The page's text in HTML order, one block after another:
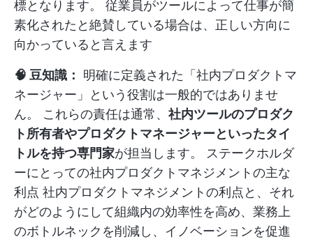
標となります。 従業員がツールによって仕事が簡
素化されたと絶賛している場合は、正しい方向に
向かっていると言えます
🧠 豆知識：
明確に定義された「社内プロダクトマ
ネージャー」という役割は一般的ではありませ
ん。 これらの責任は通常、 社内ツールのプロダク
ト所有者やプロダクトマネージャーといったタイ
トルを持つ専門家が担当します。 ステークホルダ
ーにとっての社内プロダクトマネジメントの主な
利点 社内プロダクトマネジメントの利点と、それ
がどのようにして組織内の効率性を高め、業務上
のボトルネックを削減し、イノベーションを促進